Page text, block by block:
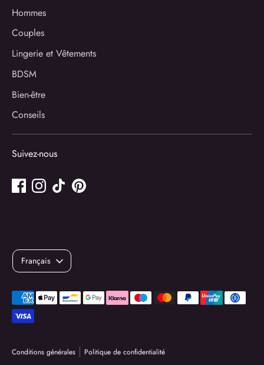
Hommes
Couples
Lingerie et Vêtements
BDSM
Bien-être
Conseils
Suivez-nous
Conditions générales
Politique de confidentialité
LangueFrançais
Méthodes
de
paiement